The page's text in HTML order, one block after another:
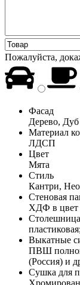
Пожалуйста,
Фасад
Дерево, Дуб
Материал
ЛДСП
Цвет
Мята
Стиль
Кантри,
Стеновая
ХДФ в цвет
Столешница
Выкатные
ПВШ
(Россия) и
Сушка для